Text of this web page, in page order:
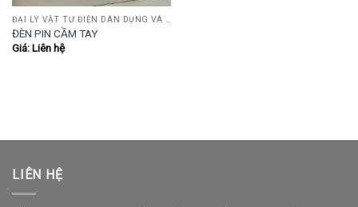
ĐÈN PIN CẦM TAY
Giá: Liên hệ
LIÊN HỆ